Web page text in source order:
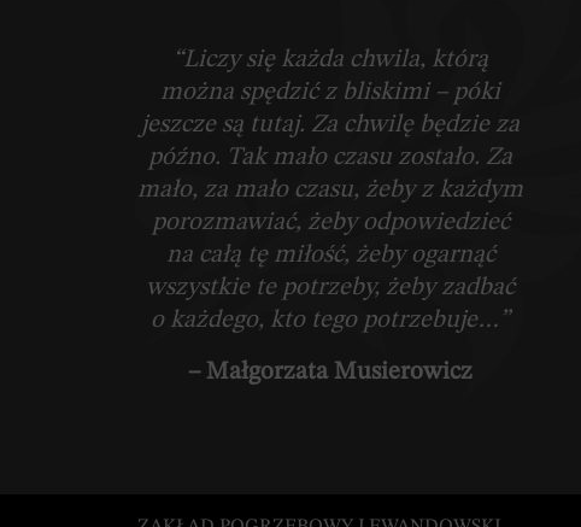
“Liczy się każda chwila, którą
można spędzić z bliskimi – póki
jeszcze są tutaj. Za chwilę będzie za
późno. Tak mało czasu zostało. Za
mało, za mało czasu, żeby z każdym
porozmawiać, żeby odpowiedzieć
na całą tę miłość, żeby ogarnąć
wszystkie te potrzeby, żeby zadbać
o każdego, kto tego potrzebuje…”
– Małgorzata Musierowicz